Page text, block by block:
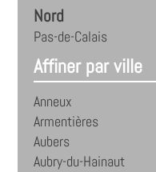
Nord
Pas-de-Calais
Affiner par ville
Anneux
Armentières
Aubers
Aubry-du-Hainaut